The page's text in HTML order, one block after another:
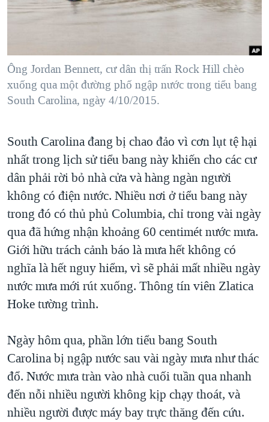
"Tìm"NGƯỜI VIỆT HẢI NGOẠI
KINH TẾ
KHOA HỌC
SỨC KHOẺ
THỂ THAO
GIÁO DỤC
TẠI
HÀNH TRÌNH BẦU CỬ 2024
GIẢI MÃ VÀNH ĐAI & CON ĐƯỜNG
NGÀY TỊ NẠN THẾ GIỚI
CHI PHÍ CHIẾN TRANH AFGHANISTAN
CÁC GIÁ TRỊ CỘNG HÒA Ở VIỆT NAM
THƯỢNG ĐỈNH TRUMP-KIM TẠI VIỆT NAM
TRỊNH VĨNH BÌNH VS. CHÍNH PHỦ VIỆT NAM
NGƯ DÂN VIỆT VÀ LÀN SÓNG TRỘM HẢI SÂM
BÊN KIA QUỐC LỘ: TIẾNG VỌNG TỪ NÔNG THÔN MỸ
QUAN HỆ VIỆT MỸ
VIDEO
MẠNG XÃ HỘI
Ông Jordan Bennett, cư dân thị trấn Rock Hill chèo
xuống qua một đường phố ngập nước trong tiểu bang
South Carolina, ngày 4/10/2015.
South Carolina đang bị chao đảo vì cơn lụt tệ hại
nhất trong lịch sử tiểu bang này khiến cho các cư
dân phải rời bỏ nhà cửa và hàng ngàn người
không có điện nước. Nhiều nơi ở tiểu bang này
trong đó có thủ phủ Columbia, chỉ trong vài ngày
qua đã hứng nhận khoảng 60 centimét nước mưa.
Giới hữu trách cảnh báo là mưa hết không có
nghĩa là hết nguy hiểm, vì sẽ phải mất nhiều ngày
nước mưa mới rút xuống. Thông tín viên Zlatica
Hoke tường trình.
Ngày hôm qua, phần lớn tiểu bang South
Carolina bị ngập nước sau vài ngày mưa như thác
đổ. Nước mưa tràn vào nhà cuối tuần qua nhanh
đến nỗi nhiều người không kịp chạy thoát, và
nhiều người được máy bay trực thăng đến cứu.